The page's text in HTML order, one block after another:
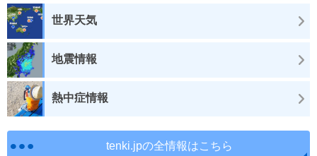
世界天気
地震情報
熱中症情報
tenki.jpの全情報はこちら